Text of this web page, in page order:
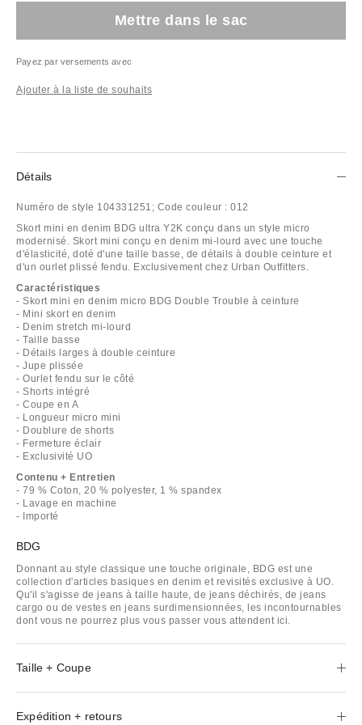
Mettre dans le sac
Payez par versements avec
Ajouter à la liste de souhaits
Détails
Numéro de style 104331251; Code couleur : 012
Skort mini en denim BDG ultra Y2K conçu dans un style micro
modernisé. Skort mini conçu en denim mi-lourd avec une touche
d'élasticité, doté d'une taille basse, de détails à double ceinture et
d'un ourlet plissé fendu. Exclusivement chez Urban Outfitters.
Caractéristiques
- Skort mini en denim micro BDG Double Trouble à ceinture
- Mini skort en denim
- Denim stretch mi-lourd
- Taille basse
- Détails larges à double ceinture
- Jupe plissée
- Ourlet fendu sur le côté
- Shorts intégré
- Coupe en A
- Longueur micro mini
- Doublure de shorts
- Fermeture éclair
- Exclusivité UO
Contenu + Entretien
- 79 % Coton, 20 % polyester, 1 % spandex
- Lavage en machine
- Importé
BDG
Donnant au style classique une touche originale, BDG est une
collection d'articles basiques en denim et revisités exclusive à UO.
Qu'il s'agisse de jeans à taille haute, de jeans déchirés, de jeans
cargo ou de vestes en jeans surdimensionnées, les incontournables
dont vous ne pourrez plus vous passer vous attendent ici.
Taille + Coupe
Expédition + retours